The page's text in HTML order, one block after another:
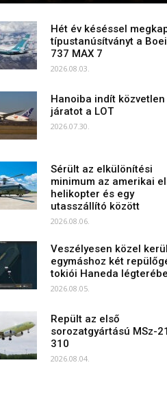
Hét év késéssel
típustanúsítványt a
737 MAX 7
2026.08.03.
Hanoiba indít közvetlen
járatot a LOT
2026.07.30.
Sérült az elkülönítési
minimum az amerikai
helikopter és egy
utasszállító között
2026.08.06.
Veszélyesen közel
egymáshoz két
tokiói Haneda
2026.08.05.
Repült az első
sorozatgyártású MSz-
310
2026.08.04.